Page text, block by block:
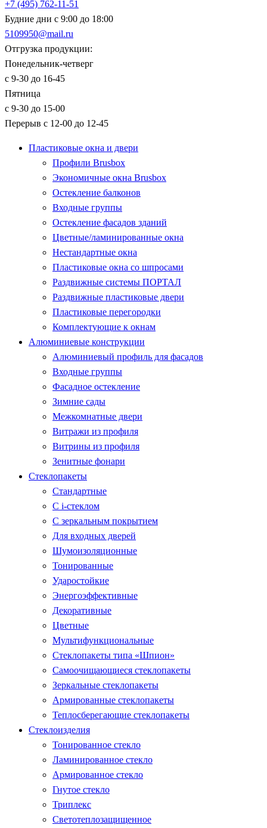
+7 (495) 762-11-51
Будние дни с 9:00 до 18:00
5109950@mail.ru
Отгрузка продукции:
Понедельник-четверг
с 9-30 до 16-45
Пятница
с 9-30 до 15-00
Перерыв с 12-00 до 12-45
Пластиковые окна и двери
Профили Brusbox
Экономичные окна Brusbox
Остекление балконов
Входные группы
Остекление фасадов зданий
Цветные/ламинированные окна
Нестандартные окна
Пластиковые окна со шпросами
Раздвижные системы ПОРТАЛ
Раздвижные пластиковые двери
Пластиковые перегородки
Комплектующие к окнам
Алюминиевые конструкции
Алюминиевый профиль для фасадов
Входные группы
Фасадное остекление
Зимние сады
Межкомнатные двери
Витражи из профиля
Витрины из профиля
Зенитные фонари
Стеклопакеты
Стандартные
С i-стеклом
С зеркальным покрытием
Для входных дверей
Шумоизоляционные
Тонированные
Ударостойкие
Энергоэффективные
Декоративные
Цветные
Мультифункциональные
Стеклопакеты типа «Шпион»
Самоочищающиеся стеклопакеты
Зеркальные стеклопакеты
Армированные стеклопакеты
Теплосберегающие стеклопакеты
Стеклоизделия
Тонированное стекло
Ламинированное стекло
Армированное стекло
Гнутое стекло
Триплекс
Светотеплозащищенное